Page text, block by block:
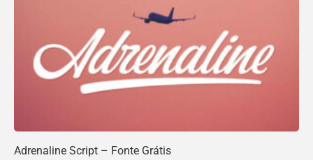
Adrenaline Script – Fonte Grátis